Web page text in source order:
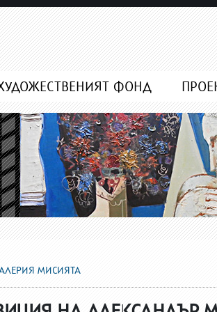
ФОНД
МИСИЯТА